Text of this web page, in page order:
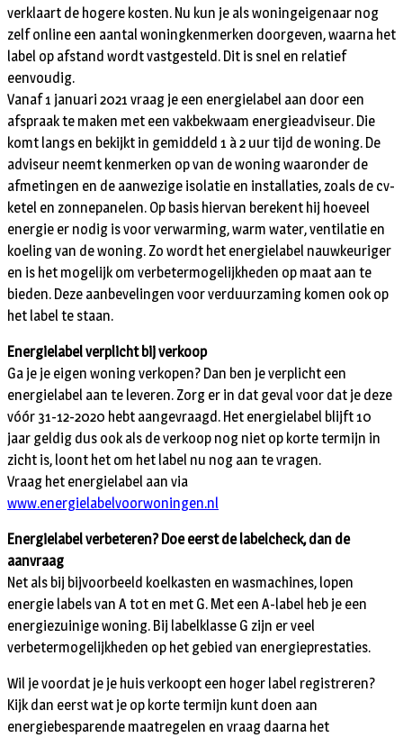
verklaart de hogere kosten. Nu kun je als woningeigenaar nog
zelf online een aantal woningkenmerken doorgeven, waarna het
label op afstand wordt vastgesteld. Dit is snel en relatief
eenvoudig.
Vanaf 1 januari 2021 vraag je een energielabel aan door een
afspraak te maken met een vakbekwaam energieadviseur. Die
komt langs en bekijkt in gemiddeld 1 à 2 uur tijd de woning. De
adviseur neemt kenmerken op van de woning waaronder de
afmetingen en de aanwezige isolatie en installaties, zoals de cv-
ketel en zonnepanelen. Op basis hiervan berekent hij hoeveel
energie er nodig is voor verwarming, warm water, ventilatie en
koeling van de woning. Zo wordt het energielabel nauwkeuriger
en is het mogelijk om verbetermogelijkheden op maat aan te
bieden. Deze aanbevelingen voor verduurzaming komen ook op
het label te staan.
Energielabel verplicht bij verkoop
Ga je je eigen woning verkopen? Dan ben je verplicht een
energielabel aan te leveren. Zorg er in dat geval voor dat je deze
vóór 31-12-2020 hebt aangevraagd. Het energielabel blijft 10
jaar geldig dus ook als de verkoop nog niet op korte termijn in
zicht is, loont het om het label nu nog aan te vragen.
Vraag het energielabel aan via
www.energielabelvoorwoningen.nl
Energielabel verbeteren? Doe eerst de labelcheck, dan de
aanvraag
Net als bij bijvoorbeeld koelkasten en wasmachines, lopen
energie labels van A tot en met G. Met een A-label heb je een
energiezuinige woning. Bij labelklasse G zijn er veel
verbetermogelijkheden op het gebied van energieprestaties.
Wil je voordat je je huis verkoopt een hoger label registreren?
Kijk dan eerst wat je op korte termijn kunt doen aan
energiebesparende maatregelen en vraag daarna het